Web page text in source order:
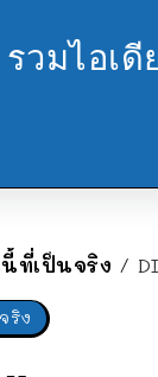
รวมไอเดี
ที่เป็นจริง /
ริง